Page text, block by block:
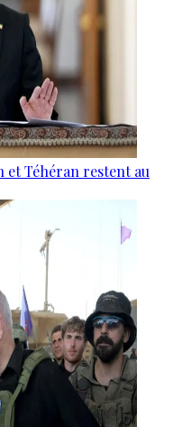
Téhéran restent au